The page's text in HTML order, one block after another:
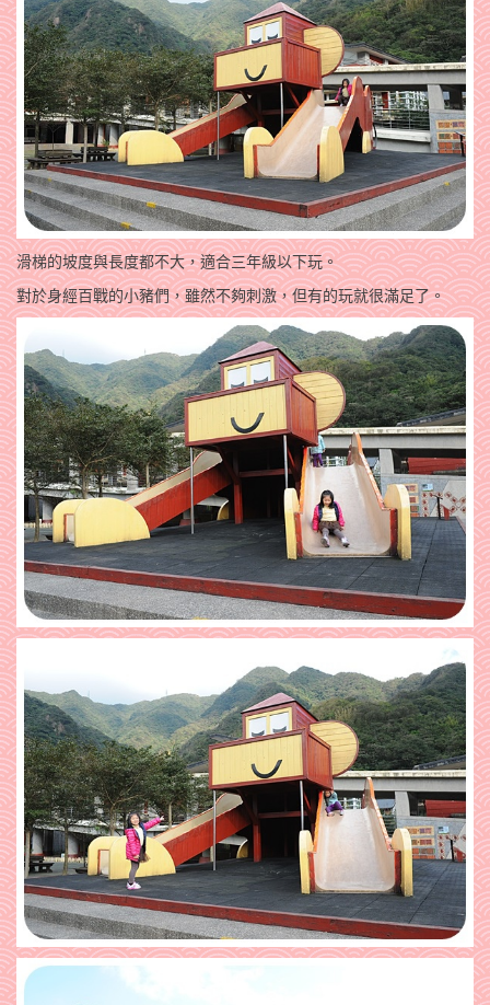
滑梯的坡度與長度都不大，適合三年級以下玩。
對於身經百戰的小豬們，雖然不夠刺激，但有的玩就很滿足了。